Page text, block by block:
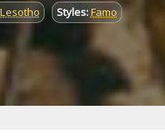
Lesotho Styles:Famo